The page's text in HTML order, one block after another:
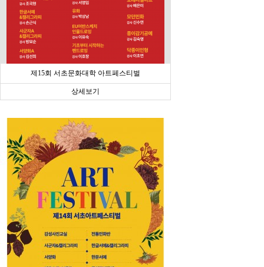
제15회 서초문화대학 아트페스티벌
상세보기